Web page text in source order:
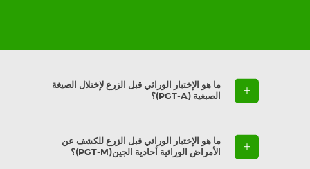
ما هو الإختبار الوراثي قبل الزرع لإختلال الصيغة
الصبغية (PGT-A)؟
ما هو الإختبار الوراثي قبل الزرع للكشف عن
الأمراض الوراثية أحادية الجين(PGT-M)؟